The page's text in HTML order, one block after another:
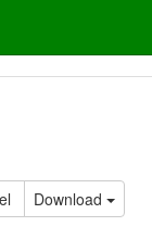
Download